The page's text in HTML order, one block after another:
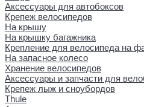
Аксессуары для автобоксов
Крепеж велосипедов
На крышу
На крышку багажника
Крепление для велосипеда на
На запасное колесо
Хранение велосипедов
Аксессуары и запчасти для
Крепеж лыж и сноубордов
Thule